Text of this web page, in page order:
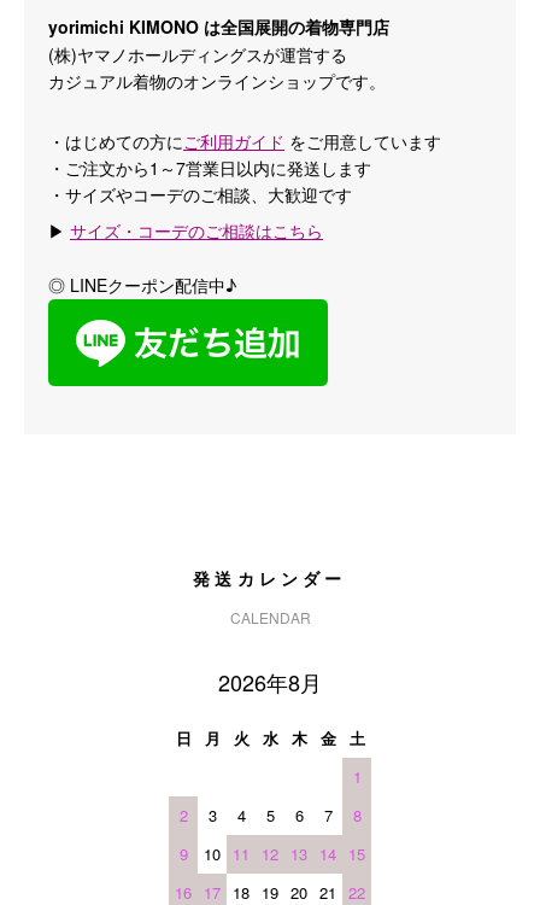
yorimichi KIMONO は全国展開の着物専門店
(株)ヤマノホールディングスが運営する
カジュアル着物のオンラインショップです。
・はじめての方に ご利用ガイド をご用意しています
・ご注文から1～7営業日以内に発送します
・サイズやコーデのご相談、大歓迎です
▶ サイズ・コーデのご相談はこちら
◎ LINEクーポン配信中♪
発送カレンダー
CALENDAR
2026年8月
日 月 火 水 木 金
土
1
2
3 4 5 6 7
8
9
10 11 12 13 14 15
16 17 18 19 20 21
22